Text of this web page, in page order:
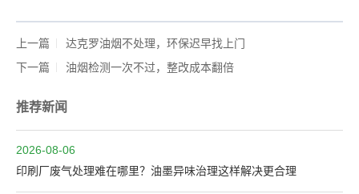
上一篇
达克罗油烟不处理，环保迟早找上门
下一篇
油烟检测一次不过，整改成本翻倍
推荐新闻
2026-08-06
印刷厂废气处理难在哪里？油墨异味治理这样解决更合理